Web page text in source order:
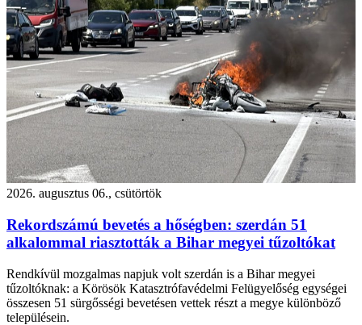
2026. augusztus 06., csütörtök
Rekordszámú bevetés a hőségben: szerdán 51
alkalommal riasztották a Bihar megyei tűzoltókat
Rendkívül mozgalmas napjuk volt szerdán is a Bihar megyei
tűzoltóknak: a Körösök Katasztrófavédelmi Felügyelőség egységei
összesen 51 sürgősségi bevetésen vettek részt a megye különböző
településein.